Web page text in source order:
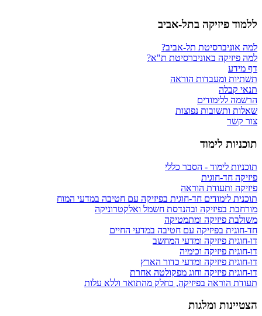
ללמוד פיזיקה בתל-אביב
למה אוניברסיטת תל-אביב?
למה פיזיקה באוניברסיטת ת"א?
דף מידע
תשתיות ומעבדות הוראה
תנאי קבלה
הרשמה ללימודים
שאלות ותשובות נפוצות
צור קשר
תוכניות לימוד
תוכניות לימוד - הסבר כללי
פיזיקה חד-חוגית
פיזיקה ותעודת הוראה
תוכנית לימודים חד-חוגית בפיזיקה עם חטיבה במדעי המוח
מורחבת בפיזיקה ובהנדסת חשמל ואלקטרוניקה
משולבת פיזיקה ומתמטיקה
חד-חוגית בפיזיקה עם חטיבה במדעי החיים
דו-חוגית פיזיקה ומדעי המחשב
דו-חוגית פיזיקה וכימיה
דו-חוגית פיזיקה ומדעי כדור הארץ
דו-חוגית פיזיקה וחוג מפקולטה אחרת
תעודת הוראה בפיזיקה, כחלק מהתואר וללא עלות
הצטיינות ומלגות